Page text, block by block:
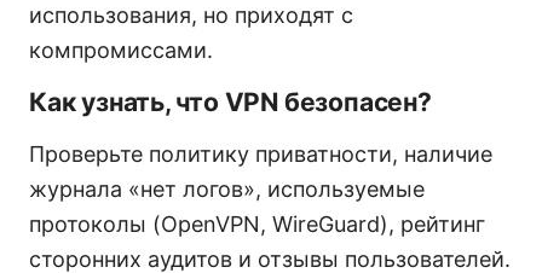
использования, но приходят с
компромиссами.
Как узнать, что VPN безопасен?
Проверьте политику приватности, наличие
журнала «нет логов», используемые
протоколы (OpenVPN, WireGuard), рейтинг
сторонних аудитов и отзывы пользователей.